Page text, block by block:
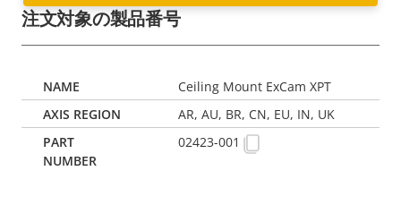
注文対象の製品番号
Ceiling Mount ExCam XPT
AR, AU, BR, CN, EU, IN, UK
02423-001